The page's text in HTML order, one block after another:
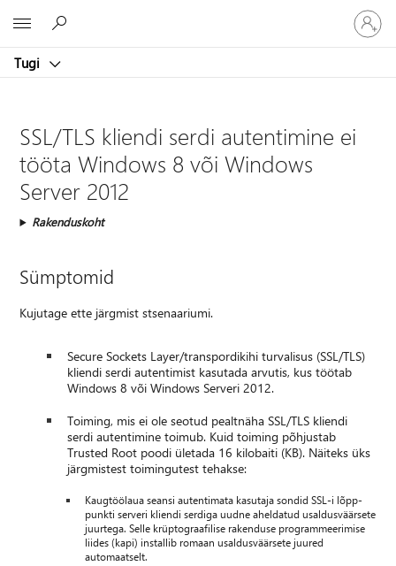
Tugi
Logige
sisse
oma
SSL/TLS kliendi serdi autentimine ei
tööta Windows 8 või Windows
Server 2012
Rakenduskoht
Sümptomid
Kujutage ette järgmist stsenaariumi.
Secure Sockets Layer/transpordikihi turvalisus (SSL/TLS)
kliendi serdi autentimist kasutada arvutis, kus töötab
Windows 8 või Windows Serveri 2012.
Toiming, mis ei ole seotud pealtnäha SSL/TLS kliendi
serdi autentimine toimub. Kuid toiming põhjustab
Trusted Root poodi ületada 16 kilobaiti (KB). Näiteks üks
järgmistest toimingutest tehakse:
Kaugtöölaua seansi autentimata kasutaja sondid SSL-i lõpp-
punkti serveri kliendi serdiga uudne aheldatud usaldusväärsete
juurtega. Selle krüptograafilise rakenduse programmeerimise
liides (kapi) installib romaan usaldusväärsete juured
automaatselt.